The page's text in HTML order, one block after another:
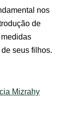
nos
de
seus filhos.
Mizrahy